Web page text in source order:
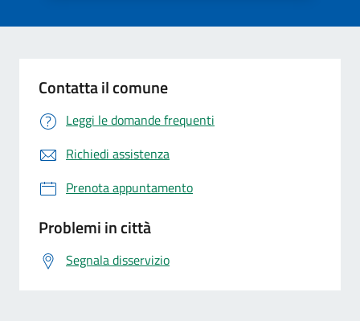
Contatta il comune
Leggi le domande frequenti
Richiedi assistenza
Prenota appuntamento
Problemi in città
Segnala disservizio